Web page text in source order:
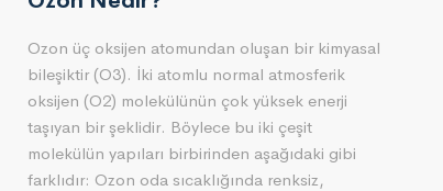
Ozon üç oksijen atomundan oluşan bir kimyasal
bileşiktir (O3). İki atomlu normal atmosferik
oksijen (O2) molekülünün çok yüksek enerji
taşıyan bir şeklidir. Böylece bu iki çeşit
molekülün yapıları birbirinden aşağıdaki gibi
farklıdır: Ozon oda sıcaklığında renksiz,